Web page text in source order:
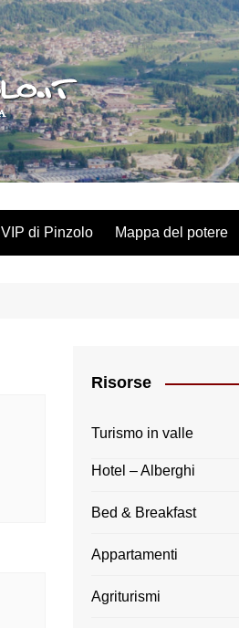
VIP di Pinzolo Mappa del potere
Risorse
Turismo in valle
Hotel – Alberghi
Bed & Breakfast
Appartamenti
Agriturismi